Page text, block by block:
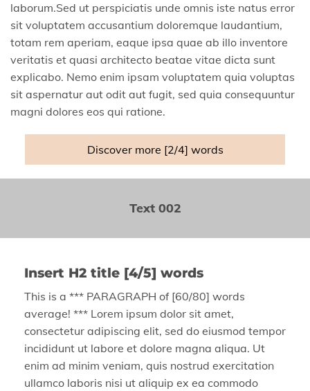
laborum.Sed ut perspiciatis unde omnis iste natus error
sit voluptatem accusantium doloremque laudantium,
totam rem aperiam, eaque ipsa quae ab illo inventore
veritatis et quasi architecto beatae vitae dicta sunt
explicabo. Nemo enim ipsam voluptatem quia voluptas
sit aspernatur aut odit aut fugit, sed quia consequuntur
magni dolores eos qui ratione.
Discover more [2/4] words
Text 002
Insert H2 title [4/5] words
This is a *** PARAGRAPH of [60/80] words
average! *** Lorem ipsum dolor sit amet,
consectetur adipiscing elit, sed do eiusmod tempor
incididunt ut labore et dolore magna aliqua. Ut
enim ad minim veniam, quis nostrud exercitation
ullamco laboris nisi ut aliquip ex ea commodo